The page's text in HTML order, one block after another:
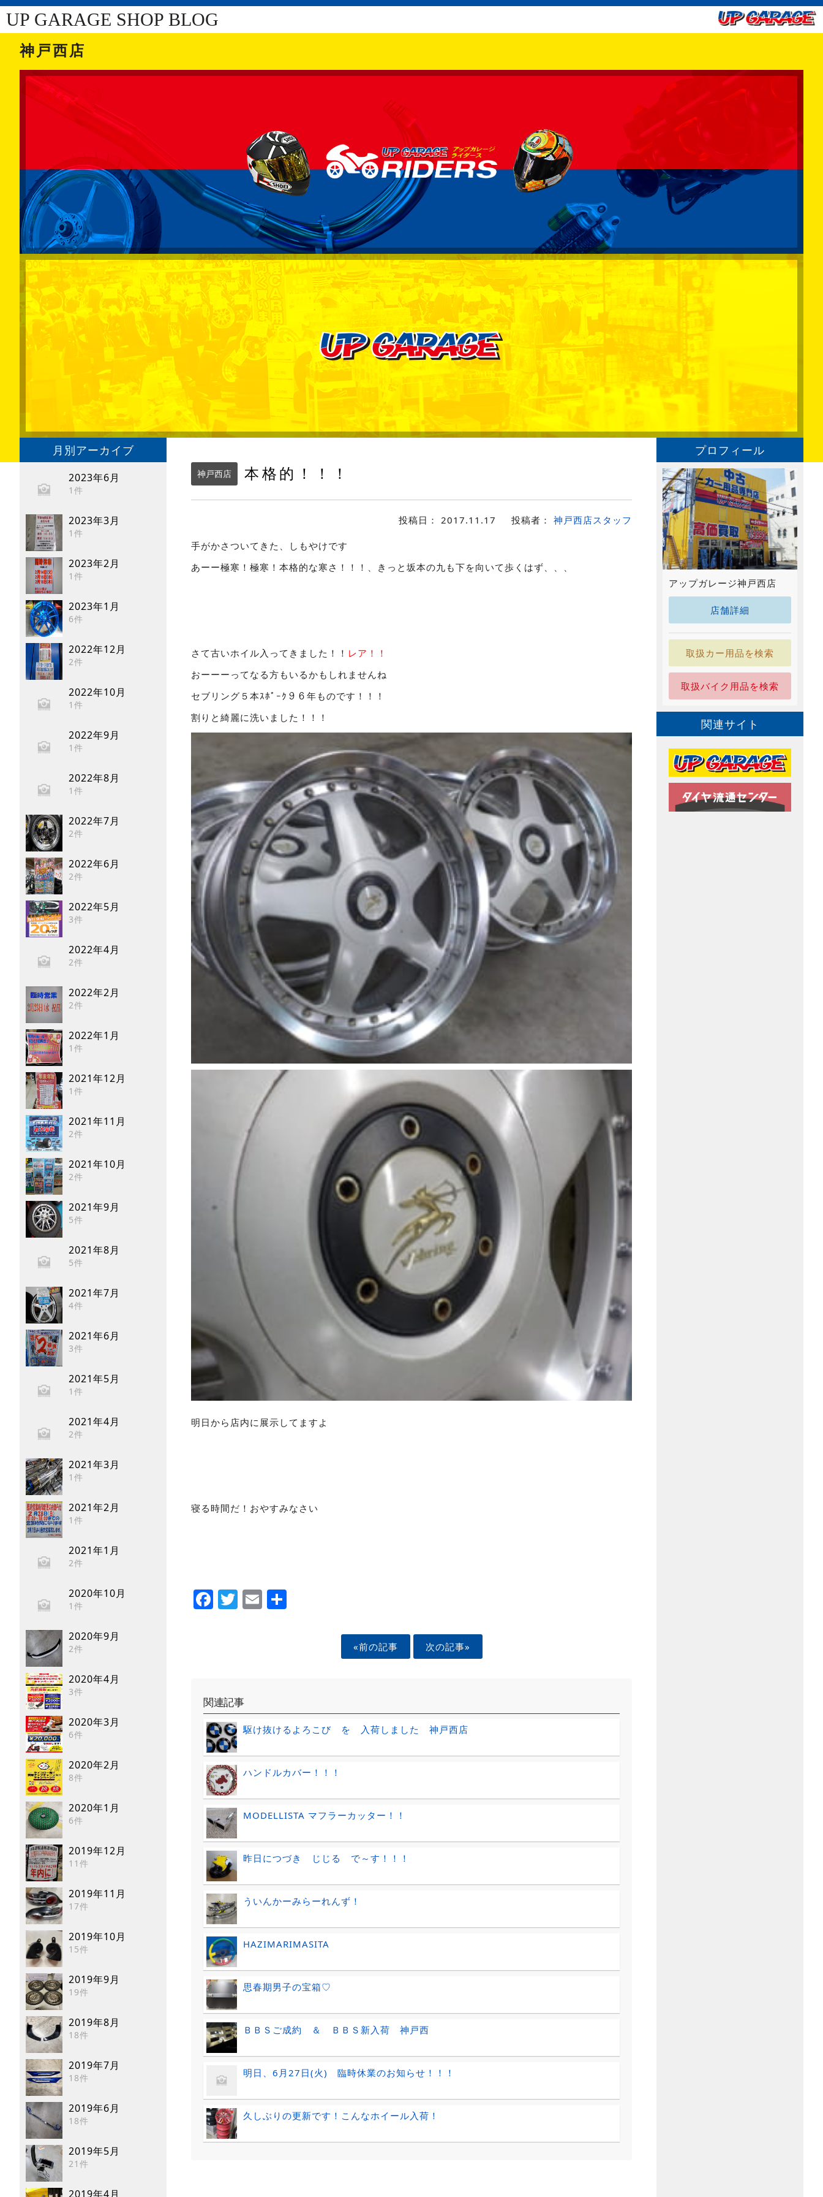
UP GARAGE SHOP BLOG
神戸西店
月別アーカイブ
2023年6月
1件
2023年3月
1件
2023年2月
1件
2023年1月
6件
2022年12月
2件
2022年10月
1件
2022年9月
1件
2022年8月
1件
2022年7月
2件
2022年6月
2件
2022年5月
3件
2022年4月
2件
2022年2月
2件
2022年1月
1件
2021年12月
1件
2021年11月
2件
2021年10月
2件
2021年9月
5件
2021年8月
5件
2021年7月
4件
2021年6月
3件
2021年5月
1件
2021年4月
2件
2021年3月
1件
2021年2月
1件
2021年1月
2件
2020年10月
1件
2020年9月
2件
2020年4月
3件
2020年3月
6件
2020年2月
8件
2020年1月
6件
2019年12月
11件
2019年11月
17件
2019年10月
15件
2019年9月
19件
2019年8月
18件
2019年7月
18件
2019年6月
18件
2019年5月
21件
2019年4月
神戸西店 本格的！！！
投稿日： 2017.11.17 投稿者： 神戸西店スタッフ
手がかさついてきた、しもやけです
あーー極寒！極寒！本格的な寒さ！！！、きっと坂本の九も下を向いて歩くはず、、、
さて古いホイル入ってきました！！ レア！！
おーーーってなる方もいるかもしれませんね
セブリング５本ｽﾎﾟｰｸ９６年ものです！！！
割りと綺麗に洗いました！！！
明日から店内に展示してますよ
寝る時間だ！おやすみなさい
Facebook
Twitter
Email
«前の記事 次の記事»
関連記事
駆け抜けるよろこび を 入荷しました 神戸西店
ハンドルカバー！！！
MODELLISTA マフラーカッター！！
昨日につづき じじる で～す！！！
ういんかーみらーれんず！
HAZIMARIMASITA
思春期男子の宝箱♡
ＢＢＳご成約 ＆ ＢＢＳ新入荷 神戸西
明日、6月27日(火) 臨時休業のお知らせ！！！
久しぶりの更新です！こんなホイール入荷！
プロフィール
アップガレージ神戸西店
店舗詳細
取扱カー用品を検索
取扱バイク用品を検索
関連サイト